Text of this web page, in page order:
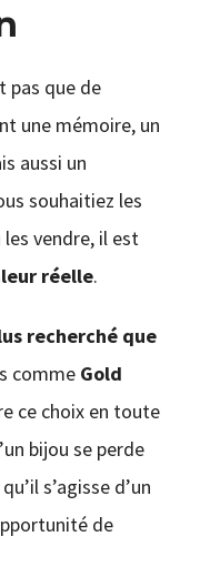
pas que de
une mémoire, un
aussi un
souhaitiez les
vendre, il est
réelle.
recherché que
comme Gold
ce choix en toute
bijou se perde
s’agisse d’un
de